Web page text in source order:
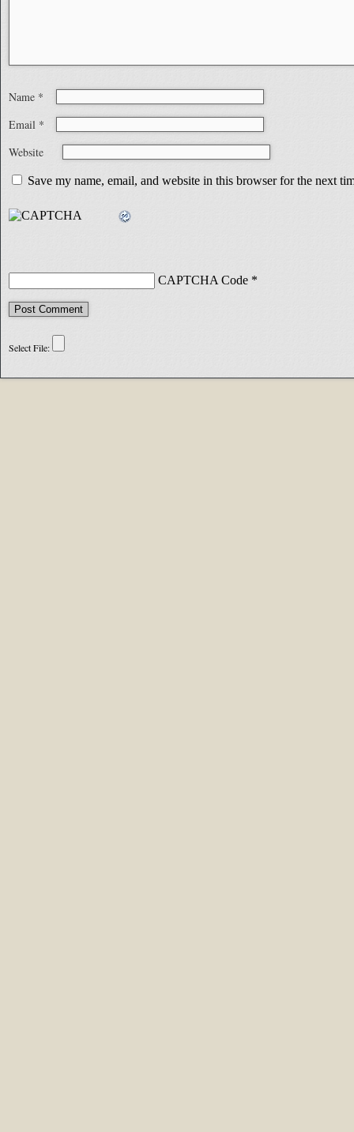
Name *
Email *
Website
Save my name, email, and website in this browser for the next
CAPTCHA Code *